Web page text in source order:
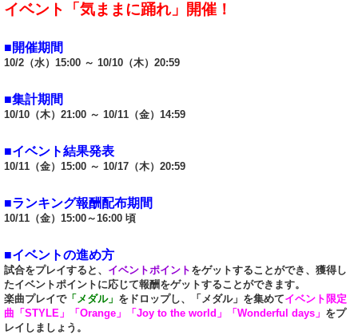
イベント「気ままに踊れ」開催！
■開催期間
10/2（水）15:00 ～ 10/10（木）20:59
■集計期間
10/10（木）21:00 ～ 10/11（金）14:59
■イベント結果発表
10/11（金）15:00 ～ 10/17（木）20:59
■ランキング報酬配布期間
10/11（金）15:00～16:00 頃
■イベントの進め方
試合をプレイすると、 イベントポイント をゲットすることができ、獲得し
たイベントポイントに応じて報酬をゲットすることができます。
楽曲プレイで「メダル」 をドロップし、「メダル」を集めてイベント限定
曲「STYLE」「Orange」「Joy to the world」「Wonderful days」 をプ
レイしましょう。